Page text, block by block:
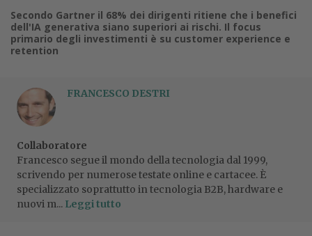
Secondo Gartner il 68% dei dirigenti ritiene che i benefici
dell'IA generativa siano superiori ai rischi. Il focus
primario degli investimenti è su customer experience e
retention
FRANCESCO DESTRI
Collaboratore
Francesco segue il mondo della tecnologia dal 1999,
scrivendo per numerose testate online e cartacee. È
specializzato soprattutto in tecnologia B2B, hardware e
nuovi m... Leggi tutto